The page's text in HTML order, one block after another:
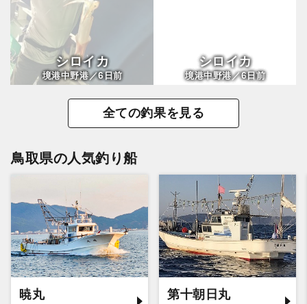
シロイカ
境港中野港／6日前
シロイカ
境港中野港／6日前
全ての釣果を見る
鳥取県の人気釣り船
暁丸 第十朝日丸